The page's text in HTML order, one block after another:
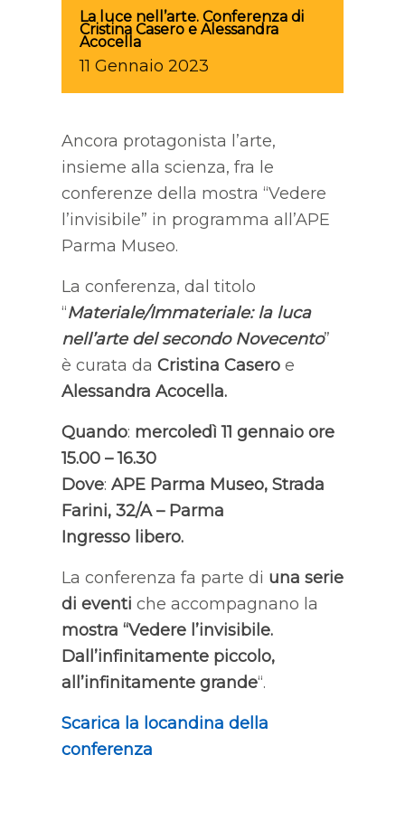
La luce nell’arte. Conferenza di
Cristina Casero e Alessandra
Acocella
11 Gennaio 2023
Ancora protagonista l’arte,
insieme alla scienza, fra le
conferenze della mostra “Vedere
l’invisibile” in programma all’APE
Parma Museo.
La conferenza, dal titolo
“Materiale/Immateriale: la luca
nell’arte del secondo Novecento”
è curata da Cristina Caseroe
Alessandra Acocella.
Quando: mercoledì 11 gennaio ore
15.00 – 16.30
Dove: APE Parma Museo, Strada
Farini, 32/A – Parma
Ingresso libero.
La conferenza fa parte di una serie
di eventi che accompagnano la
mostra “Vedere l’invisibile.
Dall’infinitamente piccolo,
all’infinitamente grande“.
Scarica la locandina della
conferenza